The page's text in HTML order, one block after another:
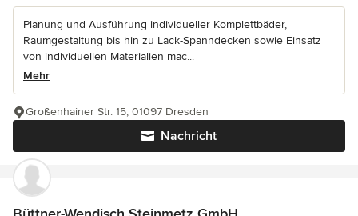
Planung und Ausführung individueller Komplettbäder,
Raumgestaltung bis hin zu Lack-Spanndecken sowie Einsatz
von individuellen Materialien mac...
Mehr
Nachricht
Großenhainer Str. 15, 01097 Dresden